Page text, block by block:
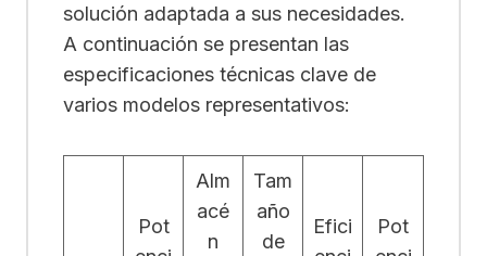
solución adaptada a sus necesidades.
A continuación se presentan las
especificaciones técnicas clave de
varios modelos representativos:
Pot
Alm
acé
n
Tam
año
de
Efici
Pot